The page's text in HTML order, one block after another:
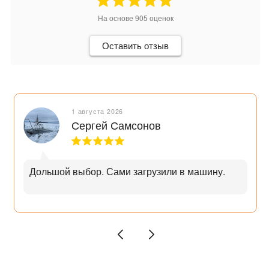
На основе 905 оценок
Оставить отзыв
1 августа 2026
Сергей Самсонов
Дольшой выбор. Сами загрузили в машину.